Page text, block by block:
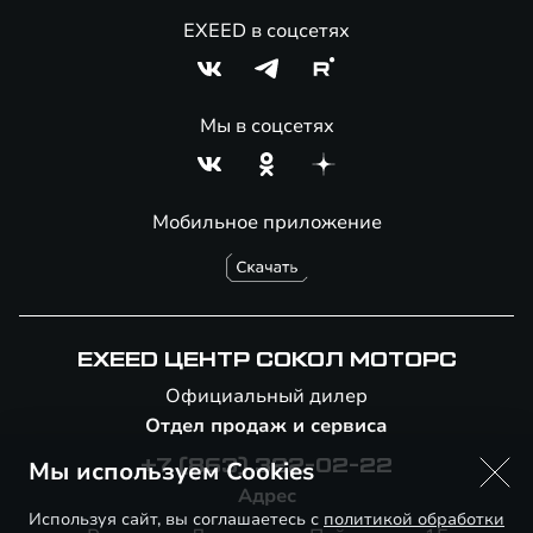
Мобильное приложение
EXEED в соцсетях
Мы в соцсетях
EXEED ЦЕНТР СОКОЛ МОТОРС
Официальный дилер
Отдел продаж и сервиса
+7 (863) 322-02-22
Адрес
Мы используем Cookies
Используя сайт, вы соглашаетесь с политикой обработки